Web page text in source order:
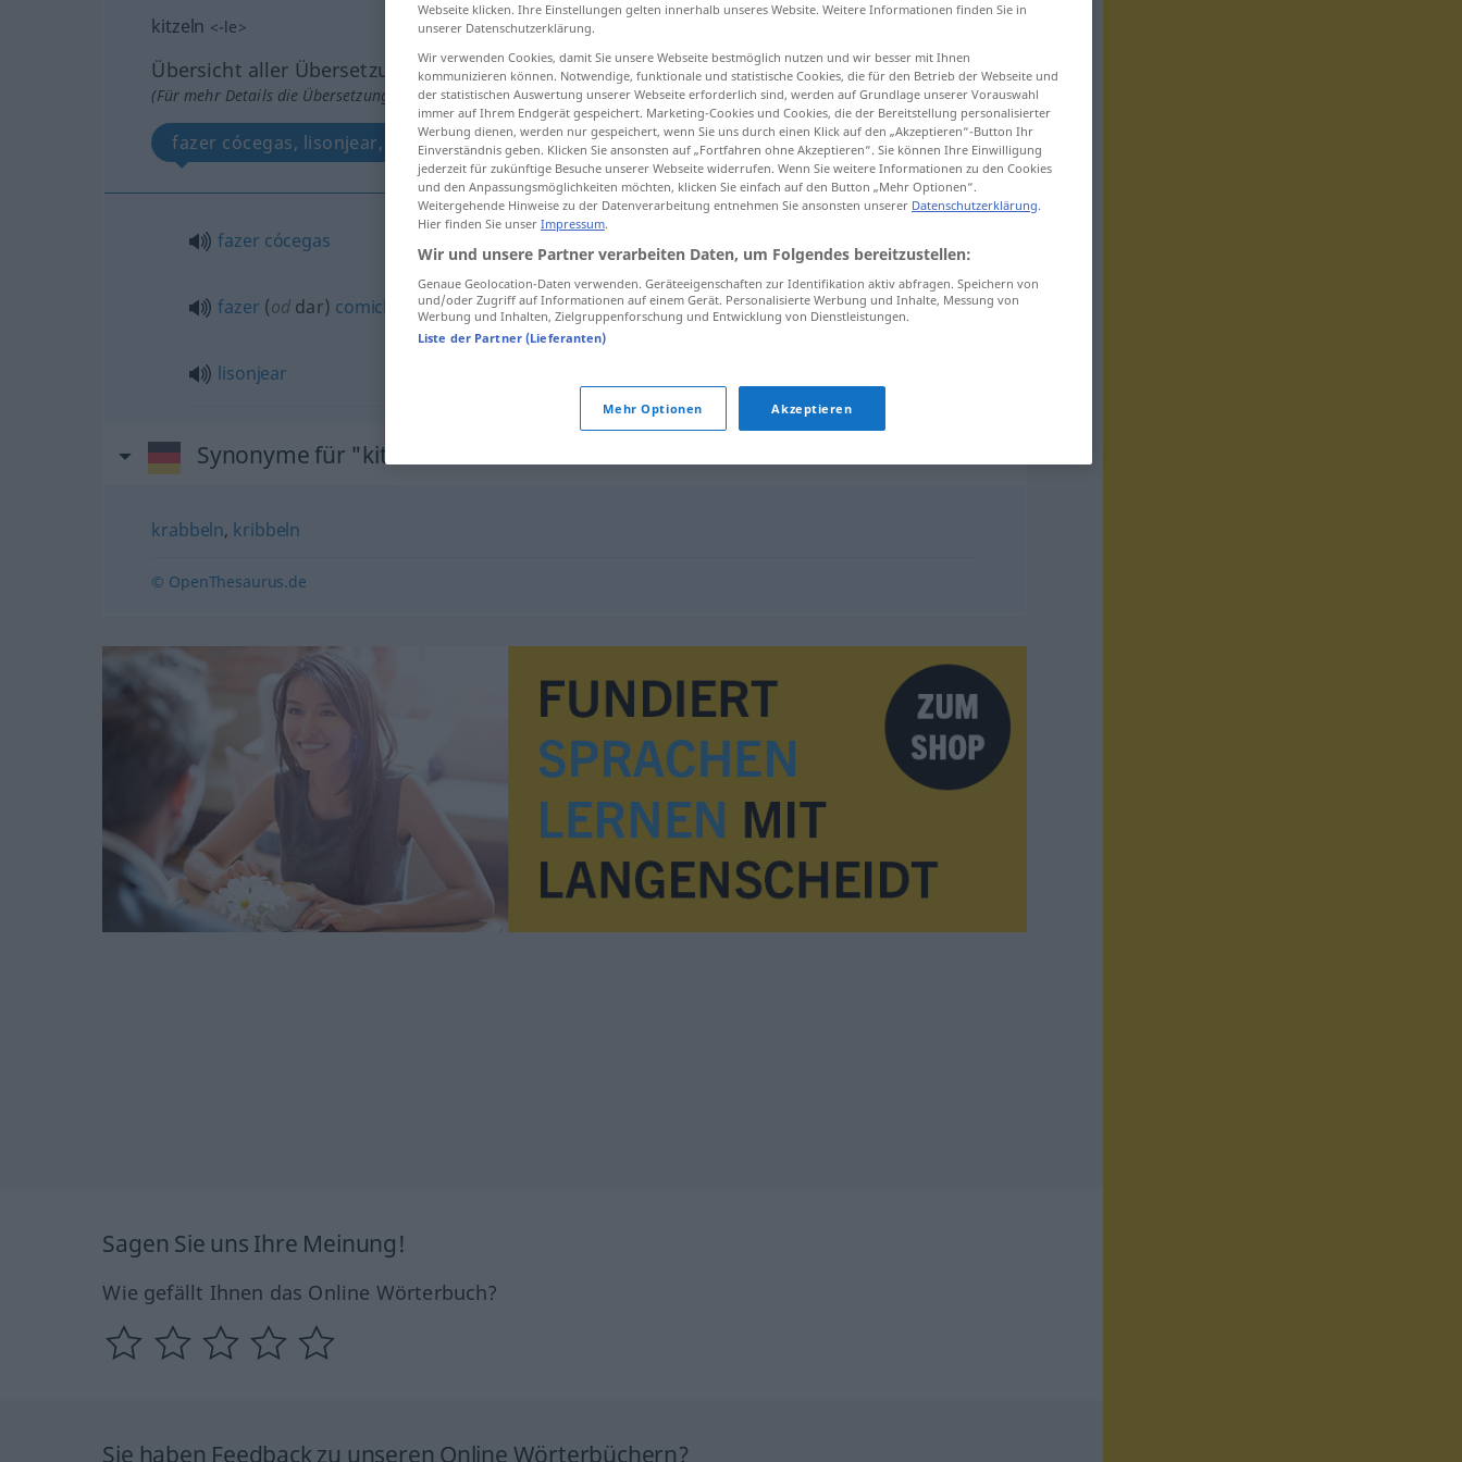
kitzeln <-le>
Übersicht aller Übersetzungen
(Für mehr Details die Übersetzung anklicken/antippen)
fazer cócegas, lisonjear, fazer comichão
fazer cócegas
fazer (od dar) comichão kitzeln(≈ jucken)
lisonjear
Synonyme für "kitzeln"
krabbeln, kribbeln
© OpenThesaurus.de
Sagen Sie uns Ihre Meinung!
Wie gefällt Ihnen das Online Wörterbuch?
Sie haben Feedback zu unseren Online Wörterbüchern?
Webseite klicken. Ihre Einstellungen gelten innerhalb unseres Website. Weitere Informationen finden Sie in
unserer Datenschutzerklärung.
Wir verwenden Cookies, damit Sie unsere Webseite bestmöglich nutzen und wir besser mit Ihnen
kommunizieren können. Notwendige, funktionale und statistische Cookies, die für den Betrieb der Webseite und
der statistischen Auswertung unserer Webseite erforderlich sind, werden auf Grundlage unserer Vorauswahl
immer auf Ihrem Endgerät gespeichert. Marketing-Cookies und Cookies, die der Bereitstellung personalisierter
Werbung dienen, werden nur gespeichert, wenn Sie uns durch einen Klick auf den „Akzeptieren“-Button Ihr
Einverständnis geben. Klicken Sie ansonsten auf „Fortfahren ohne Akzeptieren“. Sie können Ihre Einwilligung
jederzeit für zukünftige Besuche unserer Webseite widerrufen. Wenn Sie weitere Informationen zu den Cookies
und den Anpassungsmöglichkeiten möchten, klicken Sie einfach auf den Button „Mehr Optionen“.
Weitergehende Hinweise zu der Datenverarbeitung entnehmen Sie ansonsten unserer Datenschutzerklärung.
Hier finden Sie unser Impressum.
Wir und unsere Partner verarbeiten Daten, um Folgendes bereitzustellen:
Genaue Geolocation-Daten verwenden. Geräteeigenschaften zur Identifikation aktiv abfragen. Speichern von
und/oder Zugriff auf Informationen auf einem Gerät. Personalisierte Werbung und Inhalte, Messung von
Werbung und Inhalten, Zielgruppenforschung und Entwicklung von Dienstleistungen.
Liste der Partner (Lieferanten)
Mehr Optionen Akzeptieren